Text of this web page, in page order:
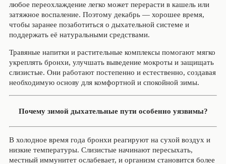
любое переохлаждение легко может перерасти в кашель или
затяжное воспаление. Поэтому декабрь — хорошее время,
чтобы заранее позаботиться о дыхательной системе и
поддержать её натуральными средствами.
Травяные напитки и растительные комплексы помогают мягко
укреплять бронхи, улучшать выведение мокроты и защищать
слизистые. Они работают постепенно и естественно, создавая
необходимую основу для комфортной и спокойной зимы.
Почему зимой дыхательные пути особенно уязвимы?
В холодное время года бронхи реагируют на сухой воздух и
низкие температуры. Слизистые начинают пересыхать,
местный иммунитет ослабевает, и организм становится более